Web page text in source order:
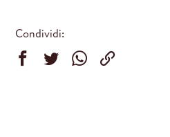
Condividi: